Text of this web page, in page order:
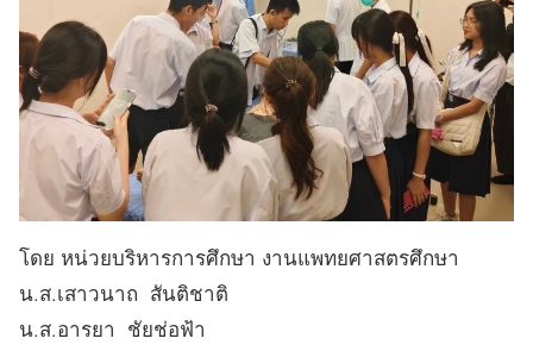
โดย หน่วยบริหารการศึกษา งานแพทยศาสตรศึกษา
น.ส.เสาวนาถ สันติชาติ
น.ส.อารยา ชัยช่อฟ้า